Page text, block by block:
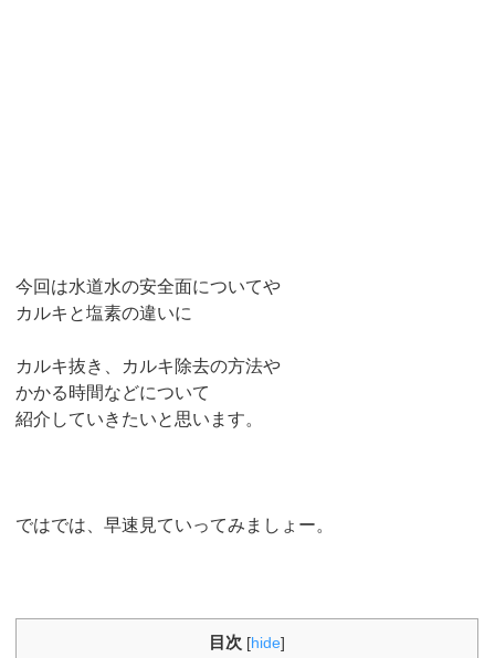
今回は水道水の安全面についてや
カルキと塩素の違いに
カルキ抜き、カルキ除去の方法や
かかる時間などについて
紹介していきたいと思います。
ではでは、早速見ていってみましょー。
目次 [hide]